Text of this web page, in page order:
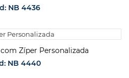
NB 4436
ORÇAMENTO
Zíper Personalizada
NB 4440